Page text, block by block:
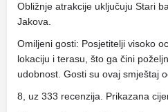
Obližnje atrakcije uključuju Stari
Jakova.
Omiljeni gosti: Posjetitelji visoko
lokaciju i terasu, što ga čini
udobnost. Gosti su ovaj smještaj
8, uz 333 recenzija. Prikazana